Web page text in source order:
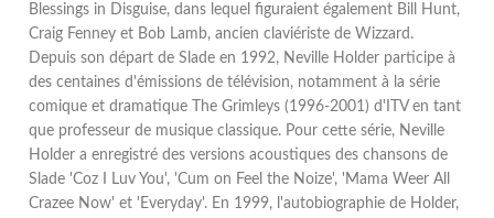
Blessings in Disguise, dans lequel figuraient également Bill Hunt,
Craig Fenney et Bob Lamb, ancien claviériste de Wizzard.
Depuis son départ de Slade en 1992, Neville Holder participe à
des centaines d'émissions de télévision, notamment à la série
comique et dramatique The Grimleys (1996-2001) d'ITV en tant
que professeur de musique classique. Pour cette série, Neville
Holder a enregistré des versions acoustiques des chansons de
Slade 'Coz I Luv You', 'Cum on Feel the Noize', 'Mama Weer All
Crazee Now' et 'Everyday'. En 1999, l'autobiographie de Holder,